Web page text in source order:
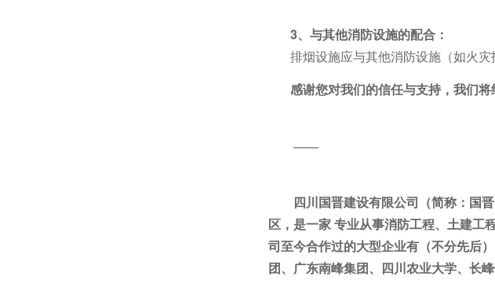
3、与其他消防设施的配合：
排烟设施应与其他消防设施（如火
感谢您对我们的信任与支持，我们将
——
四川国晋建设有限公司（简称：国
区，是一家 专业从事消防工程、土建工
司至今合作过的大型企业有（不分先后
团、广东南峰集团、四川农业大学、长